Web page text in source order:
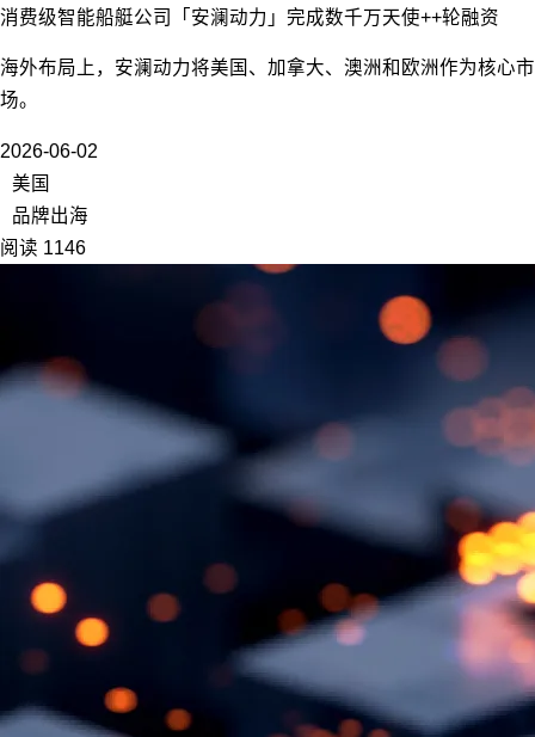
消费级智能船艇公司「安澜动力」完成数千万天使++轮融资
海外布局上，安澜动力将美国、加拿大、澳洲和欧洲作为核心市
场。
2026-06-02
美国
品牌出海
阅读 1146